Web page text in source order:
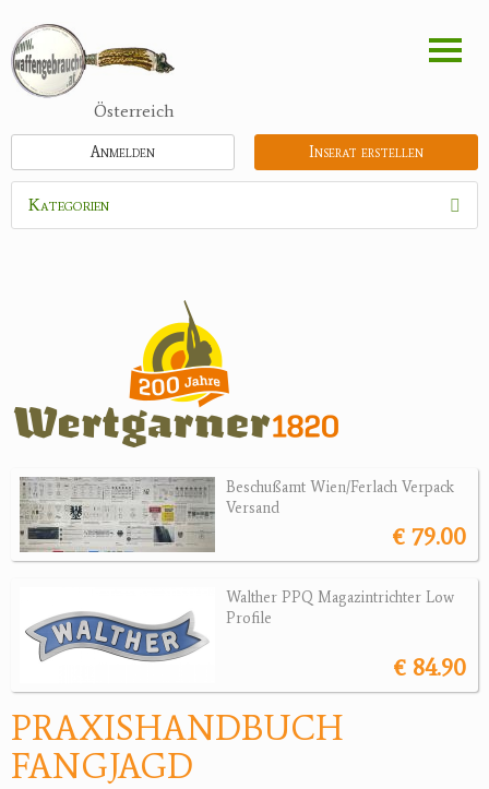
zum
Inhalt
Österreich
Inserat erstellen
Anmelden
Kategorien
Zubehör
Jagdangebote
Jagdreviere
Antikes
Reviereinrichtungen
Beschußamt Wien/Ferlach Verpack
Versand
€ 79.00
Walther PPQ Magazintrichter Low
Profile
€ 84.90
PRAXISHANDBUCH
FANGJAGD